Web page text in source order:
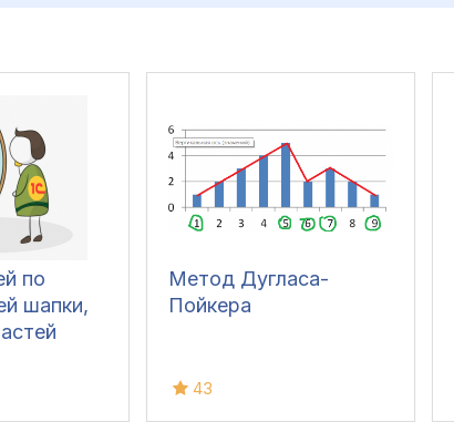
по
шапки,
Метод Дугласа-
Пойкера
43